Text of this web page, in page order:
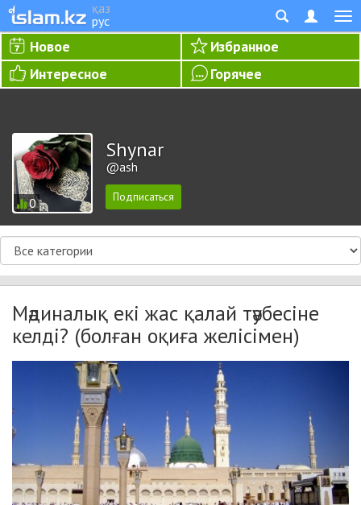
қаз
рус
Новое
Избранное
Интересное
Горячее
0
Shynar
@ash
Мәдиналық екі жас қалай тәубесіне
келді? (болған оқиға желісімен)